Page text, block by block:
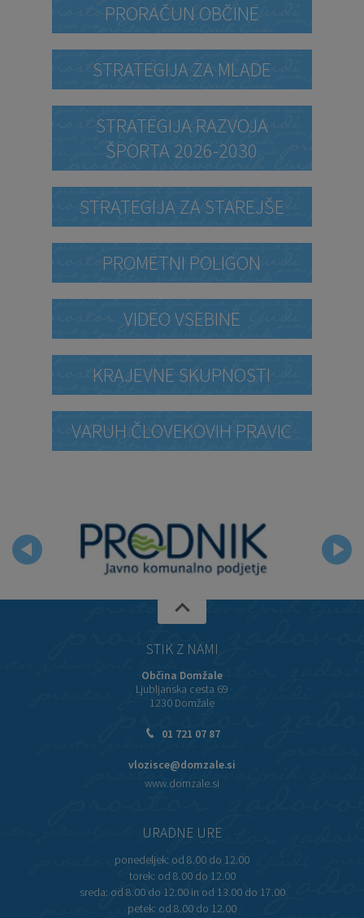
PRORAČUN OBČINE
STRATEGIJA ZA MLADE
STRATEGIJA RAZVOJA
ŠPORTA 2026-2030
STRATEGIJA ZA STAREJŠE
PROMETNI POLIGON
VIDEO VSEBINE
KRAJEVNE SKUPNOSTI
VARUH ČLOVEKOVIH PRAVIC
STIK Z NAMI
Občina Domžale
Ljubljanska cesta 69
1230 Domžale
01 721 07 87
vlozisce@domzale.si
www.domzale.si
URADNE URE
ponedeljek: od 8.00 do 12.00
torek: od 8.00 do 12.00
sreda: od 8.00 do 12.00 in od 13.00 do 17.00
petek: od 8.00 do 12.00